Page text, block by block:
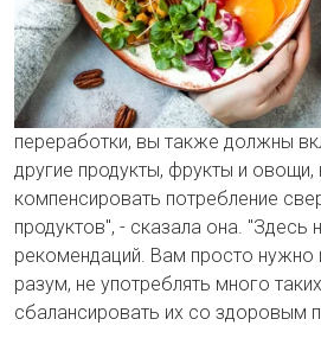
переработки, вы также должны
другие продукты, фрукты и
компенсировать потребление
продуктов", - сказала она. "Здесь
рекомендаций. Вам просто нужно
разум, не употреблять много
сбалансировать их со здоровым